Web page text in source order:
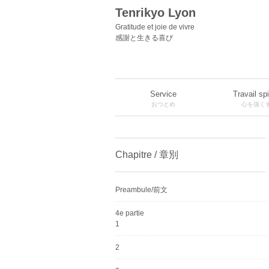
Tenrikyo Lyon
Gratitude et joie de vivre
感謝と生きる喜び
Service
おつとめ
Travail
心を強く
Chapitre / 章別
Preambule/前文
4e partie
1
2